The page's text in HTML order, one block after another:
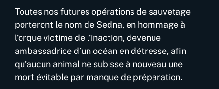
Toutes nos futures opérations de sauvetage
porteront le nom de Sedna, en hommage à
l’orque victime de l’inaction, devenue
ambassadrice d’un océan en détresse, afin
qu’aucun animal ne subisse à nouveau une
mort évitable par manque de préparation.